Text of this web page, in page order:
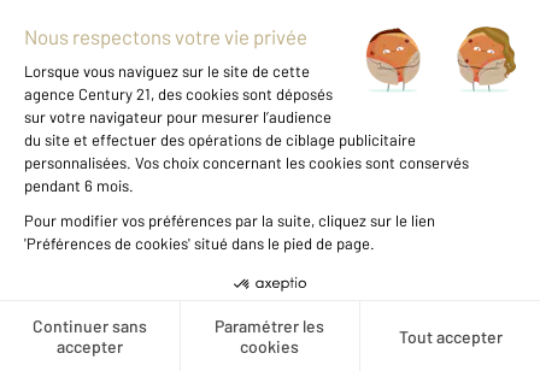
Créer une alerte
Maison à vendre
219 150 €
Visiter le site dédié
À découvrir sans tarder ! Charmante maison à
superficie habitable totale de 73,74 m²,
actuellement divisée en deux logements. Une
configuration idéale pour un projet
résidence ...